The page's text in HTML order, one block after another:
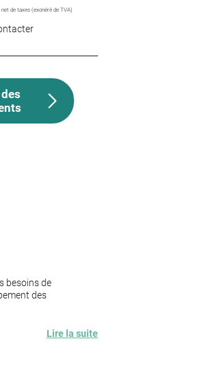
net de taxes (exonéré de TVA)
besoins de
des
pilotage rh, les
Lire la suite